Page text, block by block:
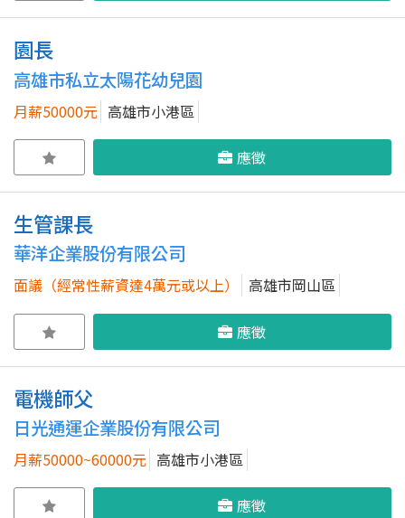
園長
高雄市私立太陽花幼兒園
月薪50000元 高雄市小港區
應徵
生管課長
華洋企業股份有限公司
面議（經常性薪資達4萬元或以上） 高雄市岡山區
應徵
電機師父
日光通運企業股份有限公司
月薪50000~60000元 高雄市小港區
應徵